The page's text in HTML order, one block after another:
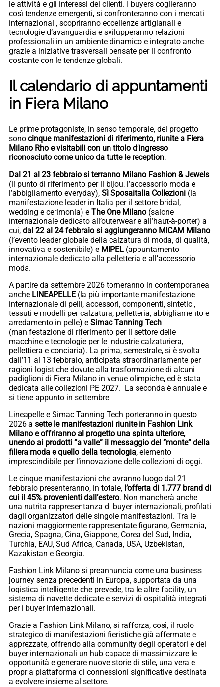
le attività e gli interessi dei clienti. I buyers coglieranno
così tendenze emergenti, si confronteranno con i mercati
internazionali, scopriranno eccellenze artigianali e
tecnologie d’avanguardia e svilupperanno relazioni
professionali in un ambiente dinamico e integrato anche
grazie a iniziative trasversali pensate per il confronto
costante con le tendenze globali.
Il calendario di appuntamenti
in Fiera Milano
Le prime protagoniste, in senso temporale, del progetto
sono cinque manifestazioni di riferimento, riunite a Fiera
Milano Rho e visitabili con un titolo d’ingresso
riconosciuto come unico da tutte le reception.
Dal 21 al 23 febbraio si terranno Milano Fashion & Jewels
(il punto di riferimento per il bijou, l’accessorio moda e
l’abbigliamento everyday), Sì Sposaitalia Collezioni (la
manifestazione leader in Italia per il settore bridal,
wedding e cerimonia) e The One Milano (salone
internazionale dedicato all’outerwear e all’haut-à-porter) a
cui, dal 22 al 24 febbraio si aggiungeranno MICAM Milano
(l’evento leader globale della calzatura di moda, di qualità,
innovativa e sostenibile) e MIPEL (appuntamento
internazionale dedicato alla pelletteria e all’accessorio
moda.
A partire da settembre 2026 torneranno in contemporanea
anche LINEAPELLE (la più importante manifestazione
internazionale di pelli, accessori, componenti, sintetici,
tessuti e modelli per calzatura, pelletteria, abbigliamento e
arredamento in pelle) e Simac Tanning Tech
(manifestazione di riferimento per il settore delle
macchine e tecnologie per le industrie calzaturiera,
pellettiera e conciaria). La prima, semestrale, si è svolta
dall’11 al 13 febbraio, anticipata straordinariamente per
ragioni logistiche dovute alla trasformazione di alcuni
padiglioni di Fiera Milano in venue olimpiche, ed è stata
dedicata alle collezioni PE 2027. La seconda è annuale e
si tiene appunto in settembre.
Lineapelle e Simac Tanning Tech porteranno in questo
2026 a sette le manifestazioni riunite in Fashion Link
Milano e offriranno al progetto una spinta ulteriore,
unendo ai prodotti “a valle” il messaggio del “monte” della
filiera moda e quello della tecnologia, elemento
imprescindibile per l’innovazione delle collezioni di oggi.
Le cinque manifestazioni che avranno luogo dal 21
febbraio presenteranno, in totale, l’offerta di 1.777 brand di
cui il 45% provenienti dall’estero. Non mancherà anche
una nutrita rappresentanza di buyer internazionali, profilati
dagli organizzatori delle singole manifestazioni. Tra le
nazioni maggiormente rappresentate figurano, Germania,
Grecia, Spagna, Cina, Giappone, Corea del Sud, India,
Turchia, EAU, Sud Africa, Canada, USA, Uzbekistan,
Kazakistan e Georgia.
Fashion Link Milano si preannuncia come una business
journey senza precedenti in Europa, supportata da una
logistica intelligente che prevede, tra le altre facility, un
sistema di navette dedicate e servizi di ospitalità integrati
per i buyer internazionali.
Grazie a Fashion Link Milano, si rafforza, così, il ruolo
strategico di manifestazioni fieristiche già affermate e
apprezzate, offrendo alla community degli operatori e dei
buyer internazionali un hub capace di massimizzare le
opportunità e generare nuove storie di stile, una vera e
propria piattaforma di connessioni significative destinata
a evolvere insieme al settore.